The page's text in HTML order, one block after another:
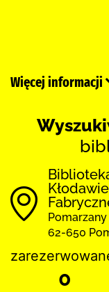
Więcej informacji
Pomarzany
62-650
0